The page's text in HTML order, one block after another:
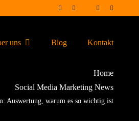
uns Blog Kontakt
Home
Social Media Marketing News
Auswertung, warum es so wichtig ist